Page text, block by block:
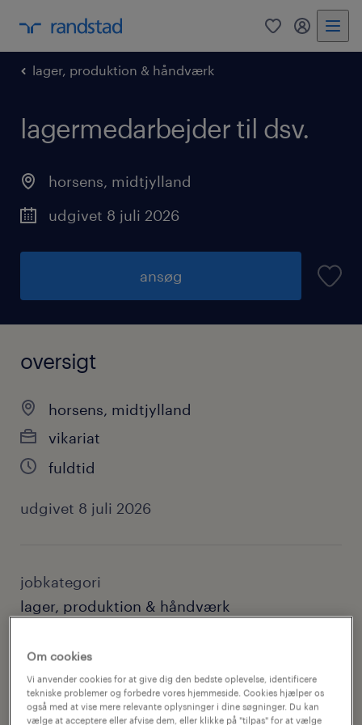
0
lager, produktion & håndværk
lagermedarbejder til dsv.
horsens, midtjylland
udgivet 8 juli 2026
ansøg
oversigt
horsens, midtjylland
vikariat
fuldtid
udgivet 8 juli 2026
jobkategori
lager, produktion & håndværk
kontakt
anne louise hartebeck
kontakt email
Om cookies
Vi anvender cookies for at give dig den bedste oplevelse, identificere
tekniske problemer og forbedre vores hjemmeside. Cookies hjælper os
også med at vise mere relevante oplysninger i dine søgninger. Du kan
vælge at acceptere eller afvise dem, eller klikke på "tilpas" for at vælge